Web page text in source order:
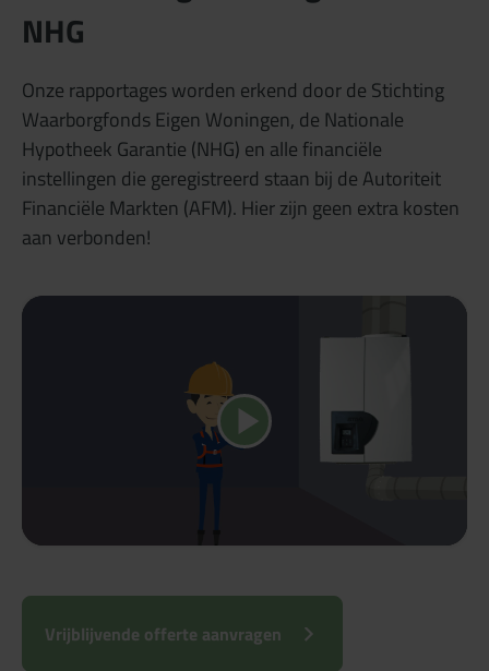
NHG
Onze rapportages worden erkend door de Stichting
Waarborgfonds Eigen Woningen, de Nationale
Hypotheek Garantie (NHG) en alle financiële
instellingen die geregistreerd staan bij de Autoriteit
Financiële Markten (AFM). Hier zijn geen extra kosten
aan verbonden!
Speel video
Vrijblijvende offerte aanvragen